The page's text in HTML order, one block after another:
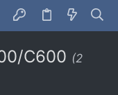
C600 (2